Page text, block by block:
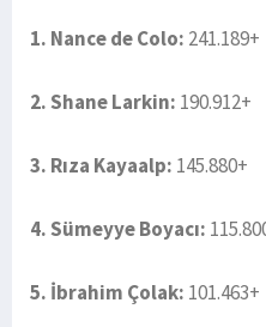
1. Nance de Colo: 241.189+
2. Shane Larkin: 190.912+
3. Rıza Kayaalp: 145.880+
4. Sümeyye Boyacı:
5. İbrahim Çolak: 101.463+